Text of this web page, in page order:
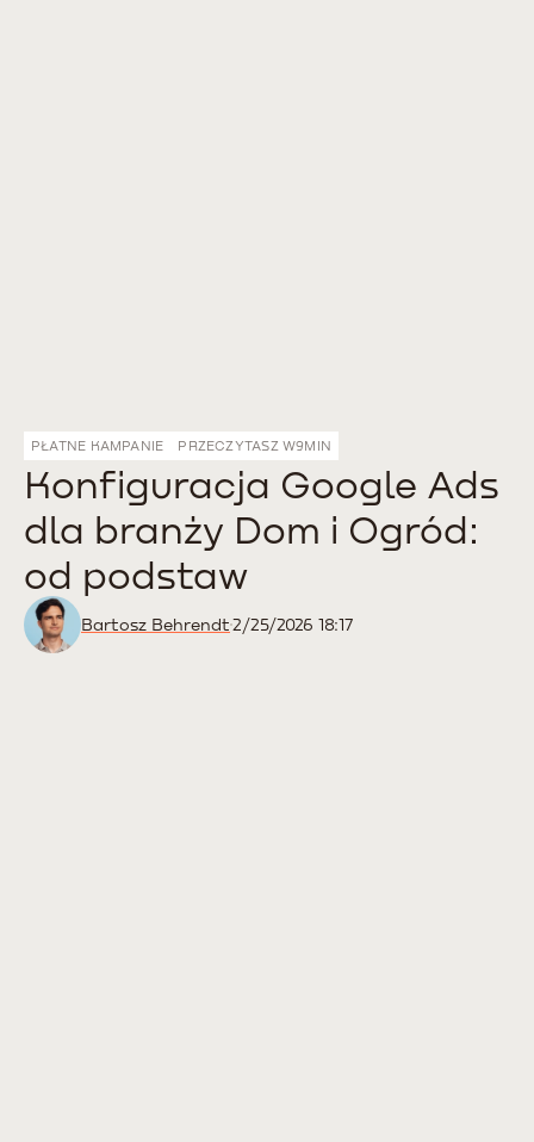
PŁATNE KAMPANIE PRZECZYTASZ W9MIN
Konfiguracja Google Ads
dla branży Dom i Ogród:
od podstaw
Bartosz Behrendt2/25/2026 18:17